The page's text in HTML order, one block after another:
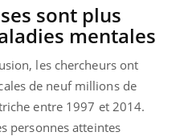
sont plus
mentales
les chercheurs ont
de neuf millions de
entre 1997 et 2014.
personnes atteintes